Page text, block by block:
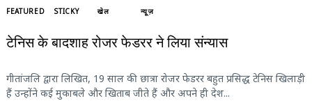
FEATURED STICKY खेल न्यूज़
टेनिस के बादशाह रोजर फेडरर ने लिया संन्यास
गीतांजलि द्वारा लिखित, 19 साल की छात्रा रोजर फेडरर बहुत प्रसिद्ध टेनिस खिलाड़ी
हैं उन्होंने कई मुकाबले और खिताब जीते हैं और अपने ही देश...